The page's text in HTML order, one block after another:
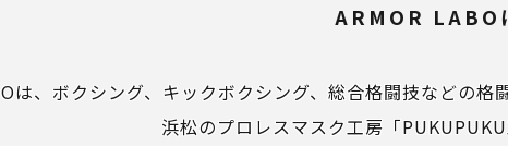
ARMOR LABO
は、ボクシング、キックボクシング、総合格闘技などの格
浜松のプロレスマスク工房「